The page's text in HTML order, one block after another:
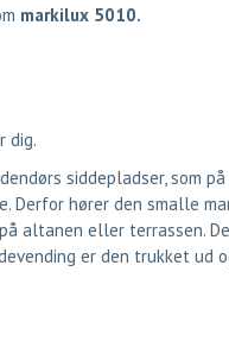
markilux 5010.
dig.
siddepladser, som
Derfor hører den smalle
altanen eller terrassen.
er den trukket ud